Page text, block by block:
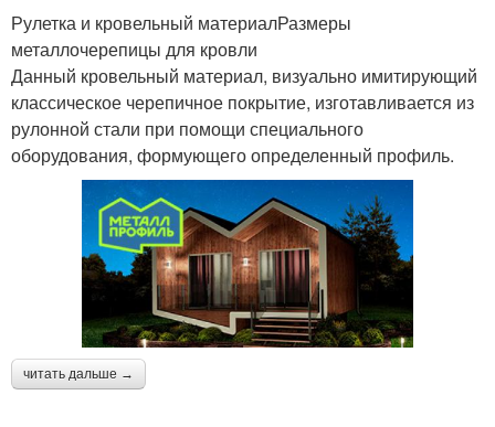
Рулетка и кровельный материалРазмеры
металлочерепицы для кровли
Данный кровельный материал, визуально имитирующий
классическое черепичное покрытие, изготавливается из
рулонной стали при помощи специального
оборудования, формующего определенный профиль.
читать дальше →